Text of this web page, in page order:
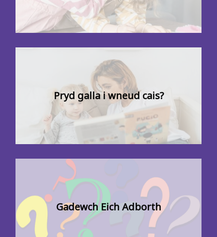
Pryd galla i wneud cais?
Gadewch Eich Adborth